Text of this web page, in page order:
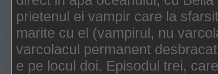
prietenul ei vampir care la
marite cu el (vampirul, nu
varcolacul permanent
e pe locul doi. Episodul trei,